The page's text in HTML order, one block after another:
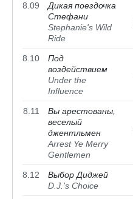
8.09
Дикая поездочка
Стефани
Stephanie's Wild
Ride
8.10
Под
воздействием
Under the
Influence
8.11
Вы арестованы,
веселый
джентльмен
Arrest Ye Merry
Gentlemen
8.12
Выбор Диджей
D.J.'s Choice